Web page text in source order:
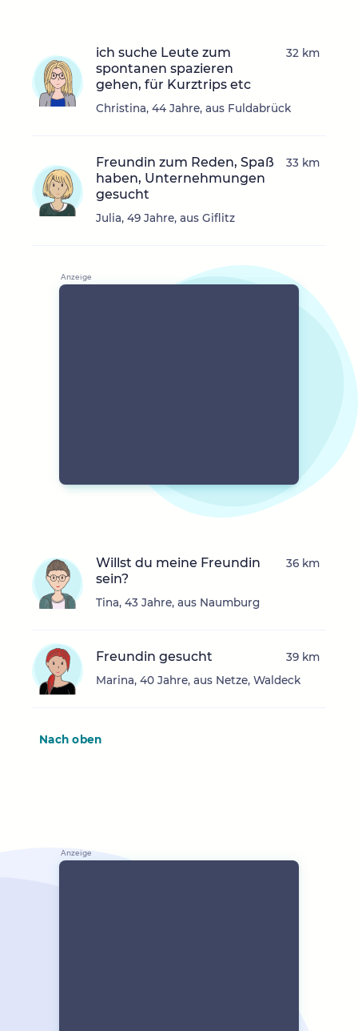
ich suche Leute zum
spontanen spazieren
gehen, für Kurztrips etc
Christina, 44 Jahre, aus Fuldabrück
32 km
Freundin zum Reden, Spaß
haben, Unternehmungen
gesucht
Julia, 49 Jahre, aus Giflitz
33 km
Willst du meine Freundin
sein?
Tina, 43 Jahre, aus Naumburg
36 km
Freundin gesucht
Marina, 40 Jahre, aus Netze, Waldeck
39 km
Nach oben